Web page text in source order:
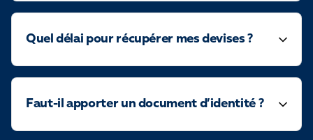
Quel délai pour récupérer mes devises ?
Faut-il apporter un document d’identité ?